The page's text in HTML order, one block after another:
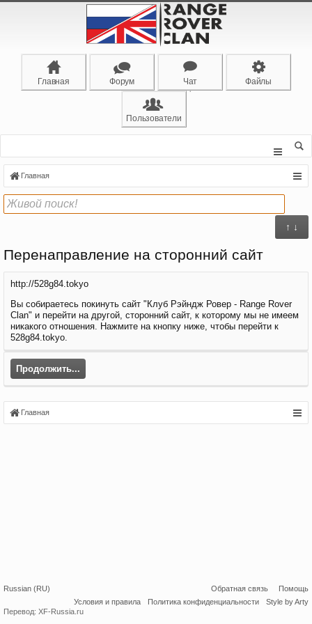
Главная Форум Чат Файлы
Пользователи
Главная
↑ ↓
Перенаправление на сторонний сайт
http://528g84.tokyo
Вы собираетесь покинуть сайт "Клуб Рэйндж Ровер - Range Rover
Clan" и перейти на другой, сторонний сайт, к которому мы не имеем
никакого отношения. Нажмите на кнопку ниже, чтобы перейти к
528g84.tokyo.
Продолжить...
Главная
Russian (RU) Обратная связь
Помощь
Условия и правила
Политика конфиденциальности
Style by Arty
Перевод: XF-Russia.ru